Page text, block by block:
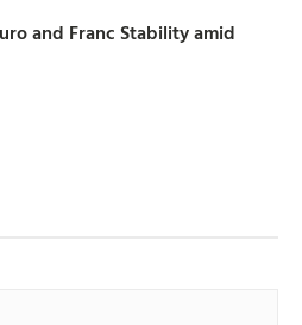
and Franc Stability amid